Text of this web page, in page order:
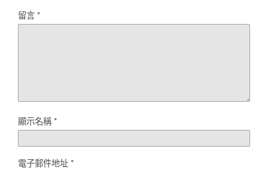
留言*
顯示名稱*
電子郵件地址*